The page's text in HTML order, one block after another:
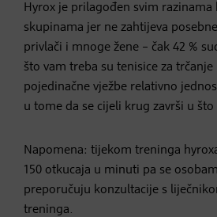
Hyrox je prilagođen svim
skupinama jer ne zahtijeva
privlači i mnoge žene – čak 42 %
što vam treba su tenisice za
pojedinačne vježbe relativno
u tome da se cijeli krug završi u
Napomena: tijekom treninga
150 otkucaja u minuti pa se
preporučuju konzultacije s
treninga.